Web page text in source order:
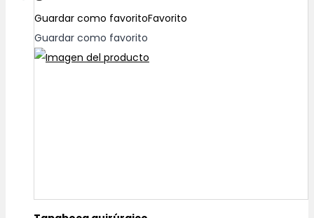
$12.00
hasta
$33.00
Guardar como favoritoFavorito
Guardar como favorito